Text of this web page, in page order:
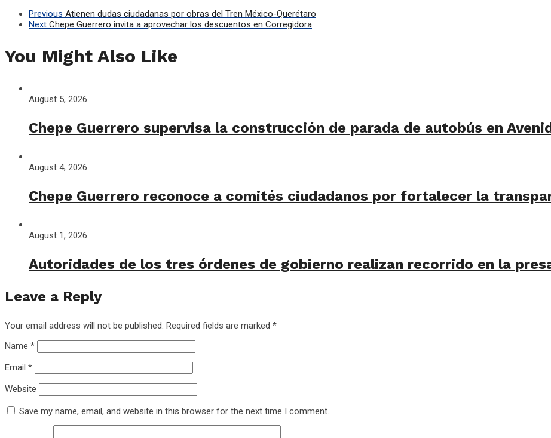
Previous Atienen dudas ciudadanas por obras del Tren México-Querétaro
Next Chepe Guerrero invita a aprovechar los descuentos en Corregidora
You Might Also Like
August 5, 2026
Chepe Guerrero supervisa la construcción de parada de autobús en
August 4, 2026
Chepe Guerrero reconoce a comités ciudadanos por fortalecer la
August 1, 2026
Autoridades de los tres órdenes de gobierno realizan recorrido en la
Leave a Reply
Your email address will not be published. Required fields are marked *
Name *
Email *
Website
Save my name, email, and website in this browser for the next time I comment.